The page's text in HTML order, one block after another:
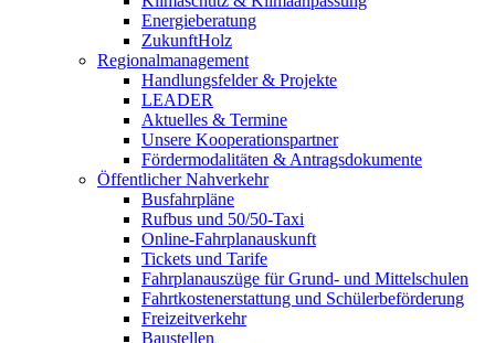
Energieberatung
ZukunftHolz
Regionalmanagement
Handlungsfelder & Projekte
LEADER
Aktuelles & Termine
Unsere Kooperationspartner
Fördermodalitäten & Antragsdokumente
Öffentlicher Nahverkehr
Busfahrpläne
Rufbus und 50/50-Taxi
Online-Fahrplanauskunft
Tickets und Tarife
Fahrplanauszüge für Grund- und Mittelschulen
Fahrtkostenerstattung und Schülerbeförderung
Freizeitverkehr
Baustellen